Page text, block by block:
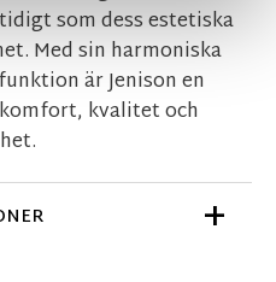
som dess estetiska
Med sin harmoniska
är Jenison en
kvalitet och